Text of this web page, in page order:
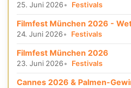
25. Juni 2026 Festivals
Filmfest München 2026 -
24. Juni 2026 Festivals
Filmfest München 2026
23. Juni 2026 Festivals
Cannes 2026 & Palmen-